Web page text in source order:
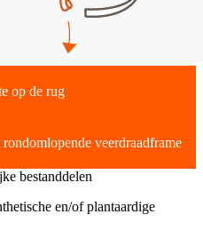
op de rug
veerdraadframe
bestanddelen
en/of plantaardige